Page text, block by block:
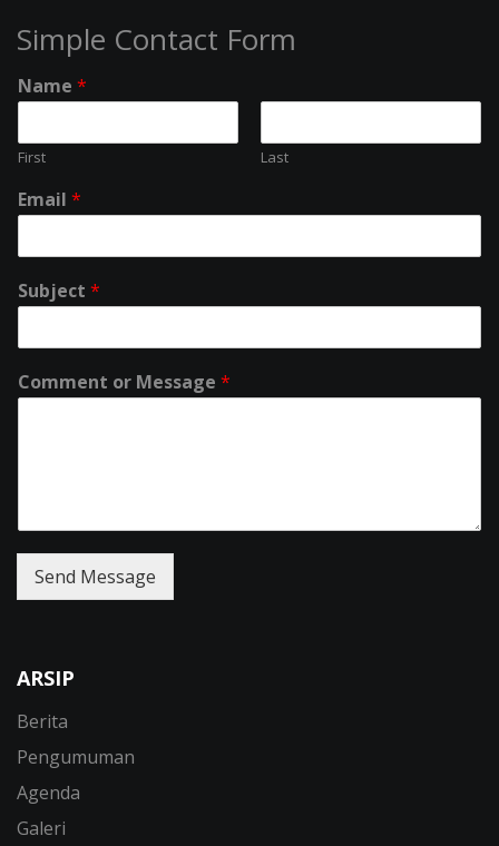
Simple Contact Form
Name *
First Last
Email *
Subject *
Comment or Message *
Send Message
ARSIP
Berita
Pengumuman
Agenda
Galeri